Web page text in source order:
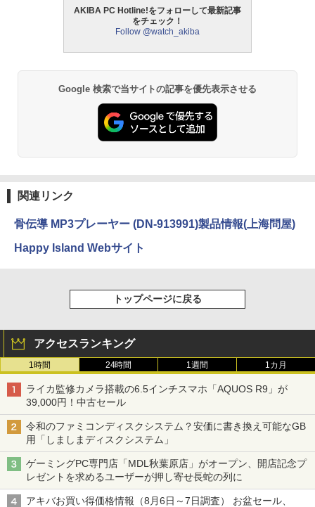
AKIBA PC Hotline!をフォローして最新記事
をチェック！
Follow @watch_akiba
Google 検索で当サイトの記事を優先表示させる
関連リンク
骨伝導 MP3プレーヤー (DN-913991)製品情報(上海問屋)
Happy Island Webサイト
トップページに戻る
アクセスランキング
1時間 24時間 1週間 1カ月
ライカ監修カメラ搭載の6.5インチスマホ「AQUOS R9」が
39,000円！中古セール
令和のファミコンディスクシステム？安価に書き換え可能なGB
用「しましまディスクシステム」
ゲーミングPC専門店「MDL秋葉原店」がオープン、開店記念プ
レゼントを求めるユーザーが押し寄せ長蛇の列に
アキバお買い得価格情報（8月6日～7日調査） お盆セール、